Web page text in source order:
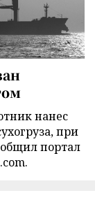
нанес
при
портал